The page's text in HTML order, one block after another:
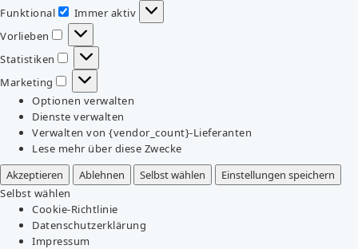
Funktional
Funktional
Immer aktiv
Vorlieben
Vorlieben
Statistiken
Statistiken
Marketing
Marketing
Optionen verwalten
Dienste verwalten
Verwalten von {vendor_count}-Lieferanten
Lese mehr über diese Zwecke
Akzeptieren
Ablehnen Selbst wählen
Einstellungen speichern
Selbst wählen
Cookie-Richtlinie
Datenschutzerklärung
Impressum